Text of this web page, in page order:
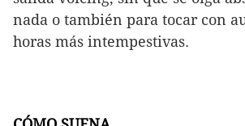
nada o también para tocar con
horas más intempestivas.